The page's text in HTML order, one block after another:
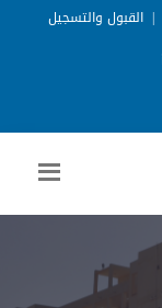
| القبول والتسجيل